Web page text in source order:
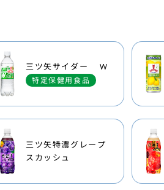
三ツ矢サイダー W
特定保健用食品
三ツ矢特濃グレープ
スカッシュ